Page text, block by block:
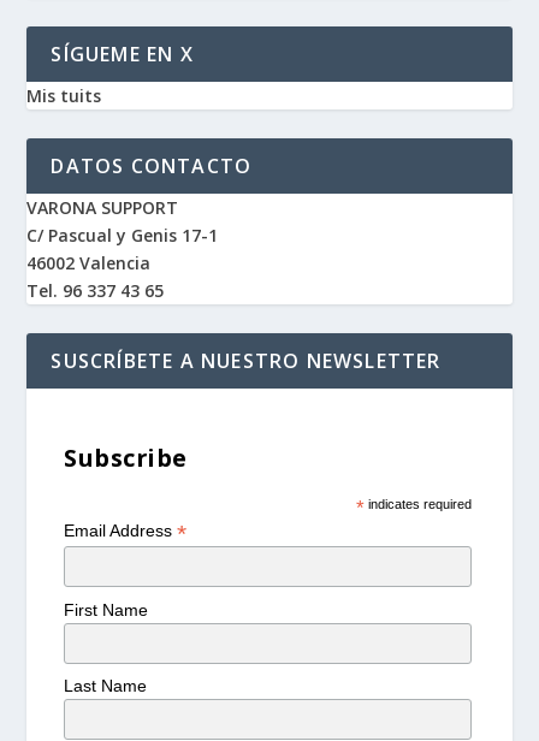
SÍGUEME EN X
Mis tuits
DATOS CONTACTO
VARONA SUPPORT
C/ Pascual y Genis 17-1
46002 Valencia
Tel. 96 337 43 65
SUSCRÍBETE A NUESTRO NEWSLETTER
Subscribe
*indicates required
Email Address*
First Name
Last Name